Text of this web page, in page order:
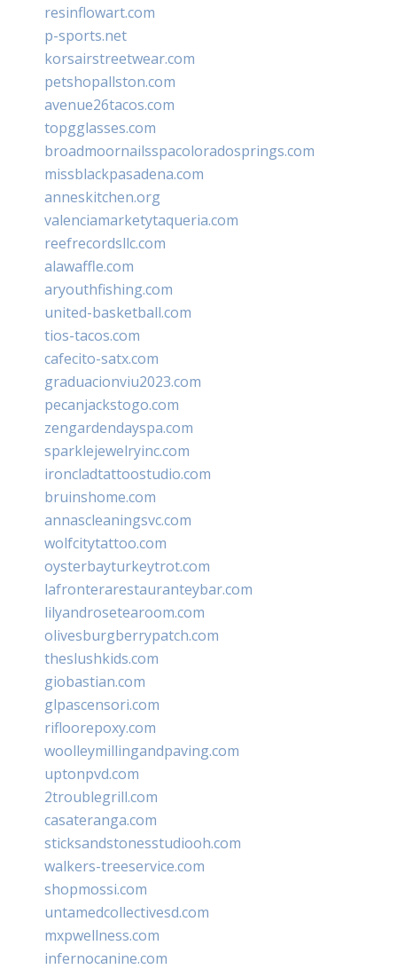
resinflowart.com
p-sports.net
korsairstreetwear.com
petshopallston.com
avenue26tacos.com
topgglasses.com
broadmoornailsspacoloradosprings.com
missblackpasadena.com
anneskitchen.org
valenciamarketytaqueria.com
reefrecordsllc.com
alawaffle.com
aryouthfishing.com
united-basketball.com
tios-tacos.com
cafecito-satx.com
graduacionviu2023.com
pecanjackstogo.com
zengardendayspa.com
sparklejewelryinc.com
ironcladtattoostudio.com
bruinshome.com
annascleaningsvc.com
wolfcitytattoo.com
oysterbayturkeytrot.com
lafronterarestauranteybar.com
lilyandrosetearoom.com
olivesburgberrypatch.com
theslushkids.com
giobastian.com
glpascensori.com
rifloorepoxy.com
woolleymillingandpaving.com
uptonpvd.com
2troublegrill.com
casateranga.com
sticksandstonesstudiooh.com
walkers-treeservice.com
shopmossi.com
untamedcollectivesd.com
mxpwellness.com
infernocanine.com